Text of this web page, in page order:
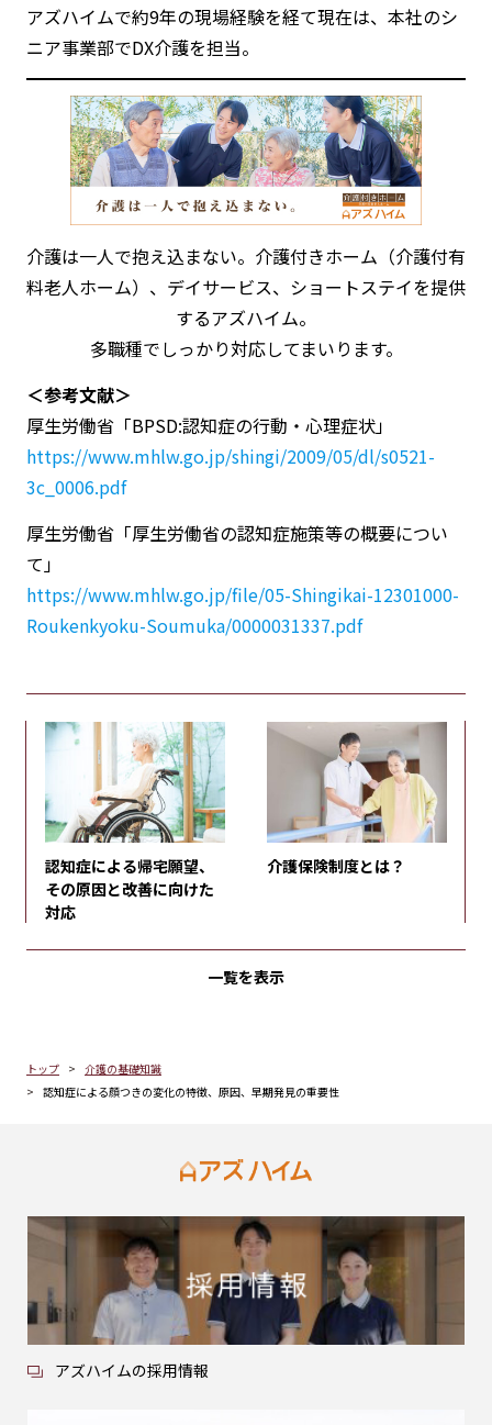
トップ
介護の基礎知識
認知症による顔つきの変化の特徴、原因、早期発見の重要性
アズハイムで約9年の現場経験を経て現在は、本社のシ
ニア事業部でDX介護を担当。
介護は一人で抱え込まない。介護付きホーム（介護付有
料老人ホーム）、デイサービス、ショートステイを提供
するアズハイム。
多職種でしっかり対応してまいります。
＜参考文献＞
厚生労働省「BPSD:認知症の行動・心理症状」
https://www.mhlw.go.jp/shingi/2009/05/dl/s0521-
3c_0006.pdf
厚生労働省「厚生労働省の認知症施策等の概要につい
て」
https://www.mhlw.go.jp/file/05-Shingikai-12301000-
Roukenkyoku-Soumuka/0000031337.pdf
認知症による帰宅願望、
その原因と改善に向けた
対応
介護保険制度とは？
一覧を表示
アズハイムの採用情報